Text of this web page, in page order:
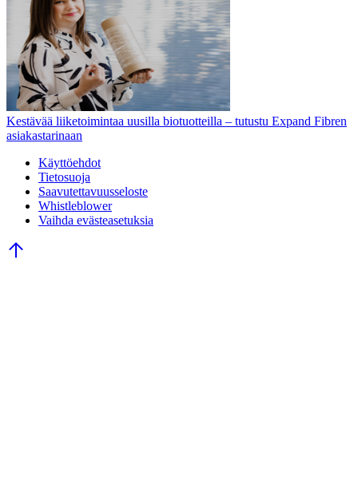
Kestävää liiketoimintaa uusilla biotuotteilla – tutustu Expand Fibren
asiakastarinaan
Käyttöehdot
Tietosuoja
Saavutettavuusseloste
Whistleblower
Vaihda evästeasetuksia